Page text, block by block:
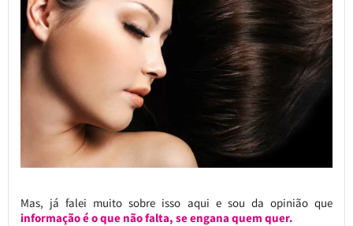
Mas, já falei muito sobre isso aqui e sou da opinião que
informação é o que não falta, se engana quem quer.